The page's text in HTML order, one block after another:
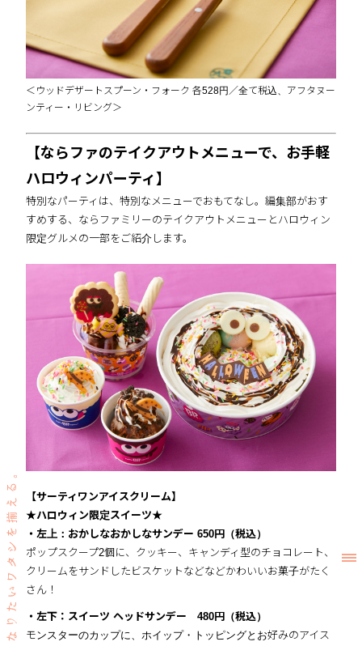
＜ウッドデザートスプーン・フォーク 各528円／全て税込、アフタヌー
ンティー・リビング＞
【ならファのテイクアウトメニューで、お手軽
ハロウィンパーティ】
特別なパーティは、特別なメニューでおもてなし。編集部がおす
すめする、ならファミリーのテイクアウトメニューとハロウィン
限定グルメの一部をご紹介します。
【サーティワンアイスクリーム】
★ハロウィン限定スイーツ★
・左上：おかしなおかしなサンデー 650円（税込）
ポップスクープ2個に、クッキー、キャンディ型のチョコレート、
クリームをサンドしたビスケットなどなどかわいいお菓子がたく
さん！
・左下：スイーツ ヘッドサンデー 480円（税込）
モンスターのカップに、ホイップ・トッピングとお好みのアイス